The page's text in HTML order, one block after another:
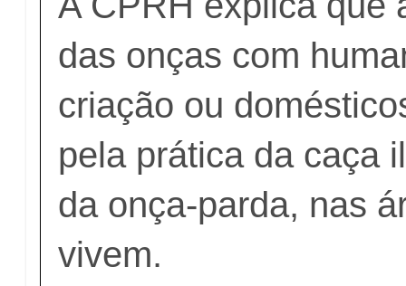
das onças com
criação ou
pela prática da caça
da onça-parda, nas
vivem.